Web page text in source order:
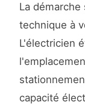
La
technique à
L'électricien
capacité